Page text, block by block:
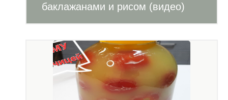
баклажанами и рисом (видео)